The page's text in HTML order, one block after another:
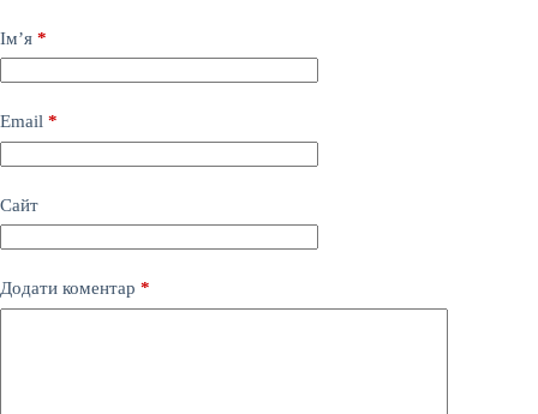
Ім’я *
Email *
Сайт
Додати коментар *